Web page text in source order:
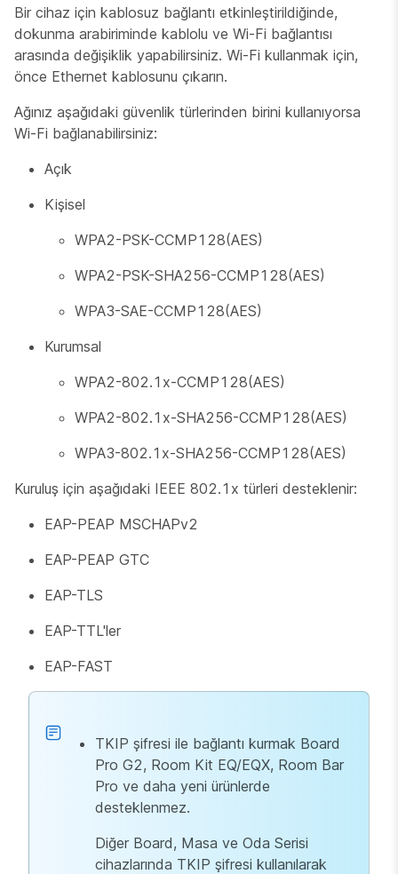
Bir cihaz için kablosuz bağlantı etkinleştirildiğinde,
dokunma arabiriminde kablolu ve Wi-Fi bağlantısı
arasında değişiklik yapabilirsiniz. Wi-Fi kullanmak için,
önce Ethernet kablosunu çıkarın.
Ağınız aşağıdaki güvenlik türlerinden birini kullanıyorsa
Wi-Fi bağlanabilirsiniz:
Açık
Kişisel
WPA2-PSK-CCMP128(AES)
WPA2-PSK-SHA256-CCMP128(AES)
WPA3-SAE-CCMP128(AES)
Kurumsal
WPA2-802.1x-CCMP128(AES)
WPA2-802.1x-SHA256-CCMP128(AES)
WPA3-802.1x-SHA256-CCMP128(AES)
Kuruluş için aşağıdaki IEEE 802.1x türleri desteklenir:
EAP-PEAP MSCHAPv2
EAP-PEAP GTC
EAP-TLS
EAP-TTL'ler
EAP-FAST
TKIP şifresi ile bağlantı kurmak Board
Pro G2, Room Kit EQ/EQX, Room Bar
Pro ve daha yeni ürünlerde
desteklenmez.
Diğer Board, Masa ve Oda Serisi
cihazlarında TKIP şifresi kullanılarak